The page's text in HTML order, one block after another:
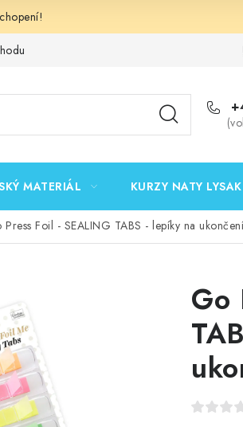
MATERIÁL KURZY NATY LYSAK
Press Foil - SEALING TABS - lepíky na
Go